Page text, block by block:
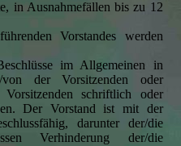
in Ausnahmefällen bis zu 12
Vorstandes werden
im Allgemeinen in
von der Vorsitzenden oder
schriftlich oder
Der Vorstand ist mit der
darunter der/die
Verhinderung der/die